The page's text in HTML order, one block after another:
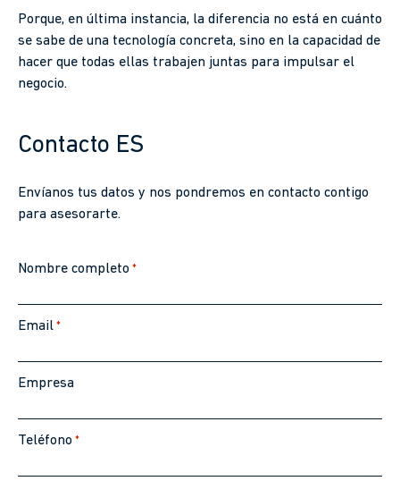
Porque, en última instancia, la diferencia no está en cuánto
se sabe de una tecnología concreta, sino en la capacidad de
hacer que todas ellas trabajen juntas para impulsar el
negocio.
Contacto ES
Envíanos tus datos y nos pondremos en contacto contigo
para asesorarte.
Nombre completo *
Email *
Empresa
Teléfono *